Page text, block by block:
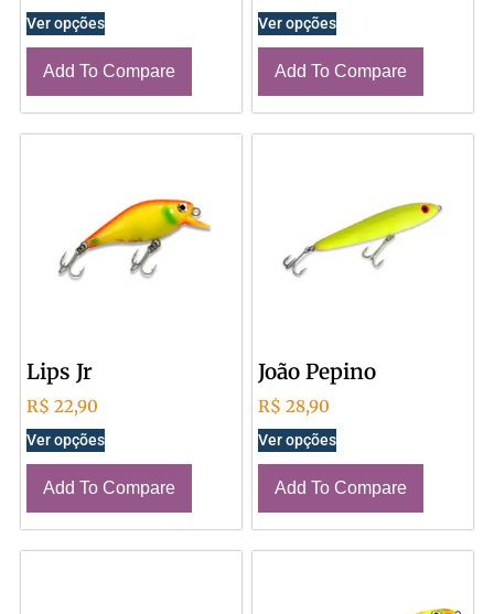
Ver opções
Add To Compare
Ver opções
Add To Compare
Lips Jr
R$ 22,90
Ver opções
Add To Compare
João Pepino
R$ 28,90
Ver opções
Add To Compare